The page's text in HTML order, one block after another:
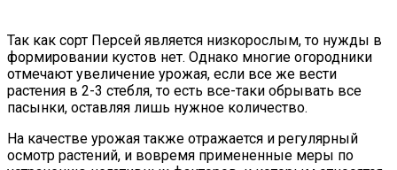
Так как сорт Персей является низкорослым, то нужды в
формировании кустов нет. Однако многие огородники
отмечают увеличение урожая, если все же вести
растения в 2-3 стебля, то есть все-таки обрывать все
пасынки, оставляя лишь нужное количество.
На качестве урожая также отражается и регулярный
осмотр растений, и вовремя примененные меры по